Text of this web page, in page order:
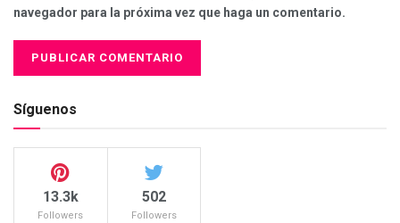
navegador para la próxima vez que haga un comentario.
Síguenos
13.3k
Followers
502
Followers